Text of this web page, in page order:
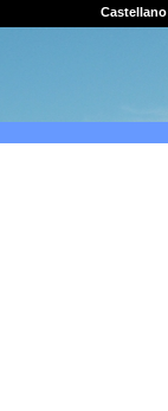
Castellano